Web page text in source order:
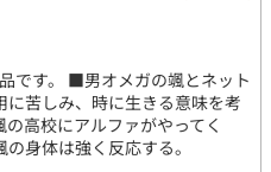
かかな。 2/14より ある程度書
より 他の作品を書くことにな
3/15より J庭59が22日控えバ
申し訳ないですが週1更新とさ
に戻します。 4/1より 申し訳な
星が終わったら更新します😭
です。 ■男オメガの颯とネット
苦しみ、時に生きる意味を考
高校にアルファがやってく
身体は強く反応する。